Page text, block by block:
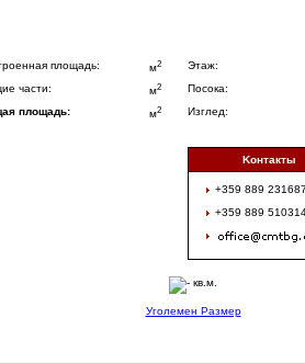
площадь: м2
Этаж:
части:
м2
Посока:
площадь:
м2 Изглед:
Kонтакты
+359 889 231687
+359 889
Уголемен Размер